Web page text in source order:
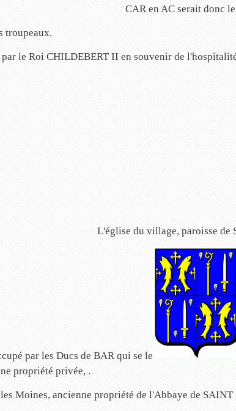
CAR en AC serait donc
troupeaux.
le Roi CHILDEBERT II en souvenir de
L'église du village, paroisse de
par les Ducs de BAR qui se le
propriété privée, .
Moines, ancienne propriété de l'Abbaye de SAINT